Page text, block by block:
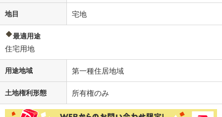
地目 宅地
最適用途
住宅用地
用途地域 第一種住居地域
土地権利形態 所有権のみ